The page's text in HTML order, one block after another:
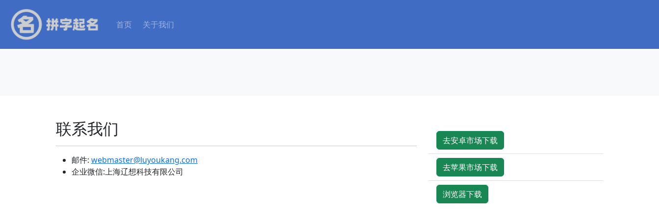
首页 关于我们
联系我们
邮件: webmaster@luyoukang.com
企业微信:上海辽想科技有限公司
去安卓市场下载
去苹果市场下载
浏览器下载